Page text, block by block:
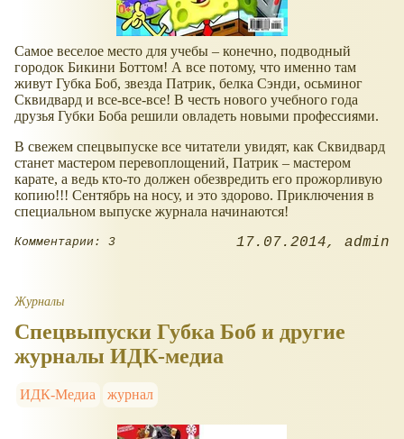
Самое веселое место для учебы – конечно, подводный
городок Бикини Боттом! А все потому, что именно там
живут Губка Боб, звезда Патрик, белка Сэнди, осьминог
Сквидвард и все-все-все! В честь нового учебного года
друзья Губки Боба решили овладеть новыми профессиями.
В свежем спецвыпуске все читатели увидят, как Сквидвард
станет мастером перевоплощений, Патрик – мастером
карате, а ведь кто-то должен обезвредить его прожорливую
копию!!! Сентябрь на носу, и это здорово. Приключения в
специальном выпуске журнала начинаются!
Комментарии: 3 17.07.2014 admin
Журналы
Спецвыпуски Губка Боб и другие
журналы ИДК-медиа
ИДК-Медиа журнал